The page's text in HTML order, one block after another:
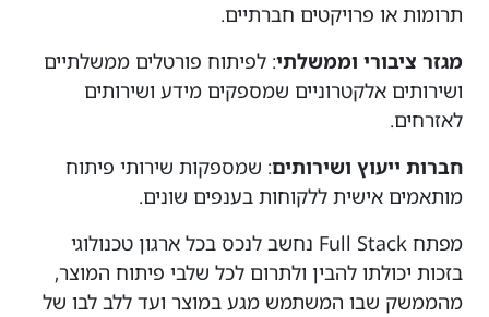
תרומות או פרויקטים חברתיים.
מגזר ציבורי וממשלתי: לפיתוח פורטלים ממשלתיים
ושירותים אלקטרוניים שמספקים מידע ושירותים
לאזרחים.
חברות ייעוץ ושירותים: שמספקות שירותי פיתוח
מותאמים אישית ללקוחות בענפים שונים.
מפתח Full Stack נחשב לנכס בכל ארגון טכנולוגי
בזכות יכולתו להבין ולתרום לכל שלבי פיתוח המוצר,
מהממשק שבו המשתמש מגע במוצר ועד ללב לבו של